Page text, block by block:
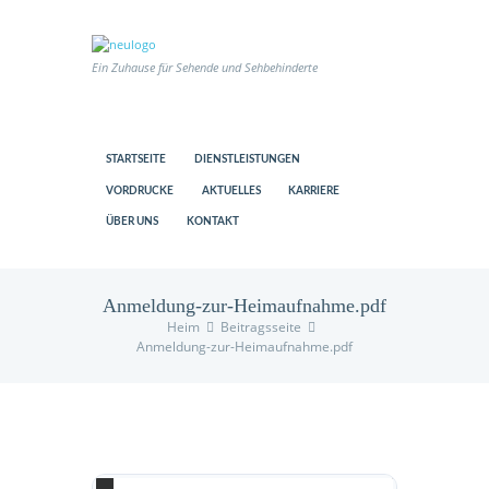
Ein Zuhause für Sehende und Sehbehinderte
STARTSEITE DIENSTLEISTUNGEN
VORDRUCKE AKTUELLES KARRIERE
ÜBER UNS KONTAKT
Anmeldung-zur-Heimaufnahme.pdf
Heim
Beitragsseite
Anmeldung-zur-Heimaufnahme.pdf